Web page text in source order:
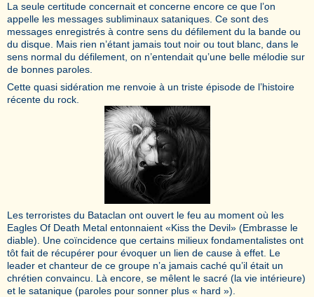
La seule certitude concernait et concerne encore ce que l’on
appelle les messages subliminaux sataniques. Ce sont des
messages enregistrés à contre sens du défilement du la bande ou
du disque. Mais rien n’étant jamais tout noir ou tout blanc, dans le
sens normal du défilement, on n’entendait qu’une belle mélodie sur
de bonnes paroles.
Cette quasi sidération me renvoie à un triste épisode de l’histoire
récente du rock.
Les terroristes du Bataclan ont ouvert le feu au moment où les
Eagles Of Death Metal entonnaient «Kiss the Devil» (Embrasse le
diable). Une coïncidence que certains milieux fondamentalistes ont
tôt fait de récupérer pour évoquer un lien de cause à effet. Le
leader et chanteur de ce groupe n’a jamais caché qu’il était un
chrétien convaincu. Là encore, se mêlent le sacré (la vie intérieure)
et le satanique (paroles pour sonner plus « hard »).